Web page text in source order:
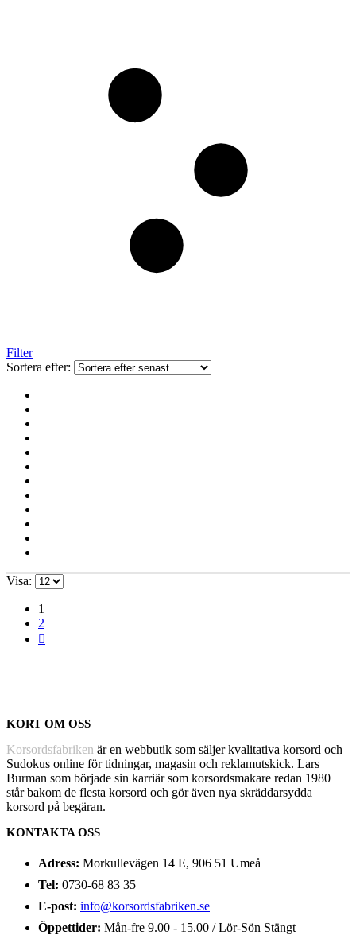
Filter
Sortera efter:
Visa:
1
2
KORT OM OSS
Korsordsfabriken är en webbutik som säljer kvalitativa korsord och
Sudokus online för tidningar, magasin och reklamutskick. Lars
Burman som började sin karriär som korsordsmakare redan 1980
står bakom de flesta korsord och gör även nya skräddarsydda
korsord på begäran.
KONTAKTA OSS
Adress: Morkullevägen 14 E, 906 51 Umeå
Tel: 0730-68 83 35
E-post: info@korsordsfabriken.se
Öppettider: Mån-fre 9.00 - 15.00 / Lör-Sön Stängt